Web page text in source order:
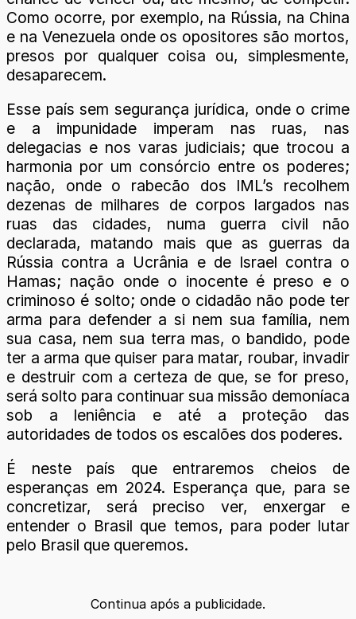
Como ocorre, por exemplo, na Rússia, na China
e na Venezuela onde os opositores são mortos,
presos por qualquer coisa ou, simplesmente,
desaparecem.
Esse país sem segurança jurídica, onde o crime
e a impunidade imperam nas ruas, nas
delegacias e nos varas judiciais; que trocou a
harmonia por um consórcio entre os poderes;
nação, onde o rabecão dos IML’s recolhem
dezenas de milhares de corpos largados nas
ruas das cidades, numa guerra civil não
declarada, matando mais que as guerras da
Rússia contra a Ucrânia e de Israel contra o
Hamas; nação onde o inocente é preso e o
criminoso é solto; onde o cidadão não pode ter
arma para defender a si nem sua família, nem
sua casa, nem sua terra mas, o bandido, pode
ter a arma que quiser para matar, roubar, invadir
e destruir com a certeza de que, se for preso,
será solto para continuar sua missão demoníaca
sob a leniência e até a proteção das
autoridades de todos os escalões dos poderes.
É neste país que entraremos cheios de
esperanças em 2024. Esperança que, para se
concretizar, será preciso ver, enxergar e
entender o Brasil que temos, para poder lutar
pelo Brasil que queremos.
Continua após a publicidade.